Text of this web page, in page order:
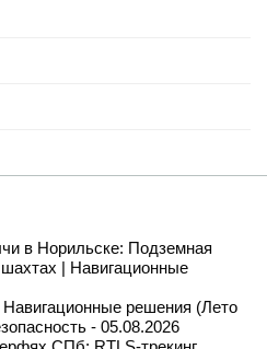
данных
в Норильске: Подземная
| Навигационные
решения (Лето
- 05.08.2026